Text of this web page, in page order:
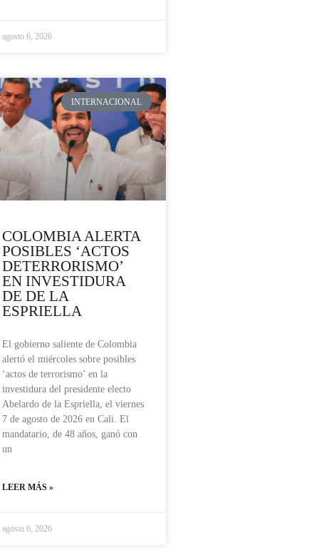
agosto 6, 2026
INTERNACIONAL
COLOMBIA ALERTA
POSIBLES ‘ACTOS
DETERRORISMO’
EN INVESTIDURA
DE DE LA
ESPRIELLA
El gobierno saliente de Colombia
alertó el miércoles sobre posibles
‘actos de terrorismo’ en la
investidura del presidente electo
Abelardo de la Espriella, el viernes
7 de agosto de 2026 en Cali. El
mandatario, de 48 años, ganó con
un
LEER MÁS »
agosto 6, 2026